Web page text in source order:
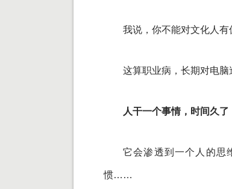
我说，你不能对文化人有
这算职业病，长期对电脑
人干一个事情，时间久了
它会渗透到一个人的思
惯……